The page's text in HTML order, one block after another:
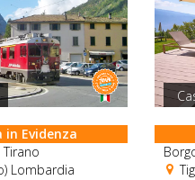
Evidenza
Lombardia